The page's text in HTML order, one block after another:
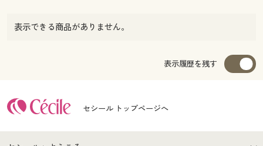
表示できる商品がありません。
表示履歴を残す
セシール トップページへ